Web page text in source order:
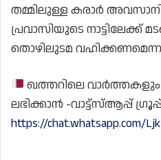
തമ്മിലുള്ള കരാർ
പ്രവാസിയുടെ നാട്ടിലേക്ക്
തൊഴിലുടമ വഹിക്കണമെന്നും
ഖത്തറിലെ
ലഭിക്കാൻ -വാട്ട്സ്ആപ്പ്
https://chat.whatsapp.com/